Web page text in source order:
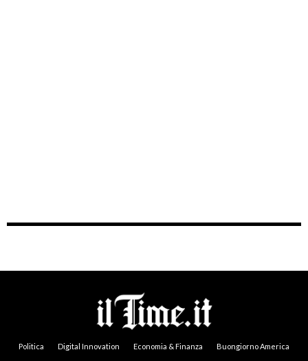
Politica Digital Innovation Economia & Finanza Buongiorno America